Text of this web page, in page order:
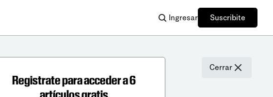
Ingresar Suscribite
Cerrar
Registrate para acceder a 6